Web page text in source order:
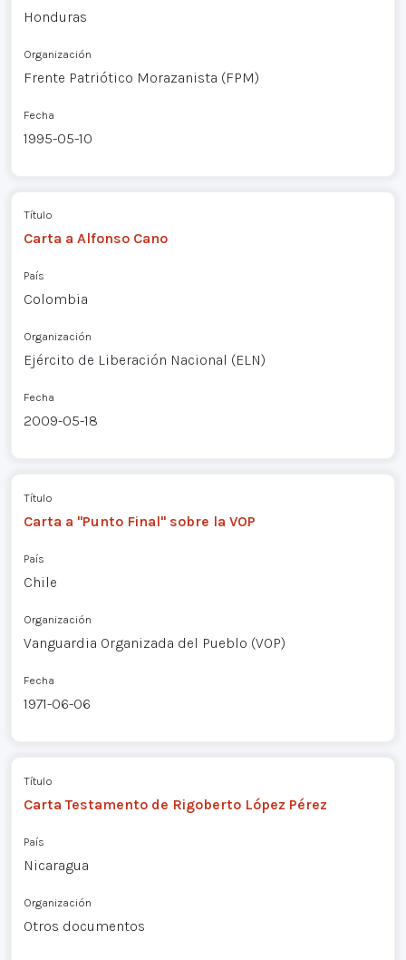
Honduras
Organización
Frente Patriótico Morazanista (FPM)
Fecha
1995-05-10
Título
Carta a Alfonso Cano
País
Colombia
Organización
Ejército de Liberación Nacional (ELN)
Fecha
2009-05-18
Título
Carta a "Punto Final" sobre la VOP
País
Chile
Organización
Vanguardia Organizada del Pueblo (VOP)
Fecha
1971-06-06
Título
Carta Testamento de Rigoberto López Pérez
País
Nicaragua
Organización
Otros documentos